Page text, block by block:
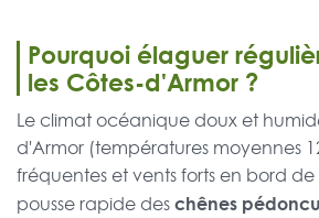
Pourquoi élaguer
les Côtes-d'Armor ?
Le climat océanique doux et
d'Armor (températures moyennes
fréquentes et vents forts en bord
pousse rapide deschênes